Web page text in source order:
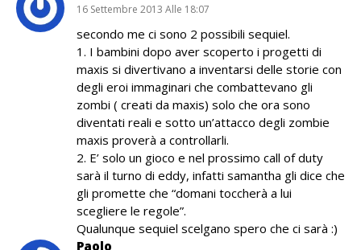
16 Settembre 2013 Alle 18:07
secondo me ci sono 2 possibili sequiel.
1. I bambini dopo aver scoperto i progetti di
maxis si divertivano a inventarsi delle storie con
degli eroi immaginari che combattevano gli
zombi ( creati da maxis) solo che ora sono
diventati reali e sotto un’attacco degli zombie
maxis proverà a controllarli.
2. E’ solo un gioco e nel prossimo call of duty
sarà il turno di eddy, infatti samantha gli dice che
gli promette che “domani toccherà a lui
scegliere le regole”.
Qualunque sequiel scelgano spero che ci sarà :)
Paolo